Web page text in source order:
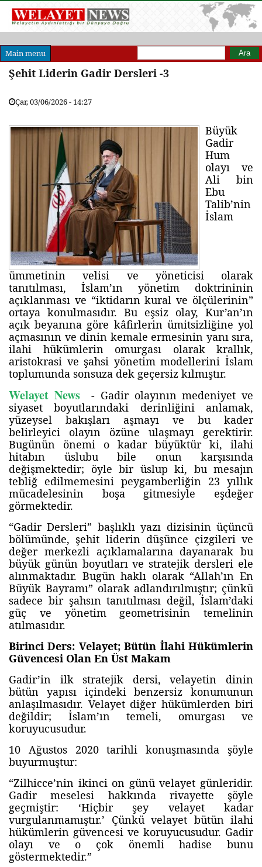
Main menu Arama formu
Ara
Şehit Liderin Gadir Dersleri -3
Çar, 03/06/2026 - 14:27
Büyük
Gadir
Hum
olayı ve
Ali bin
Ebu
Talib’nin
İslam
ümmetinin velisi ve yöneticisi olarak
tanıtılması, İslam’ın yönetim doktrininin
açıklanması ve “iktidarın kural ve ölçülerinin”
ortaya konulmasıdır. Bu eşsiz olay, Kur’an’ın
açık beyanına göre kâfirlerin ümitsizliğine yol
açmasının ve dinin kemale ermesinin yanı sıra,
ilahi hükümlerin omurgası olarak krallık,
aristokrasi ve şahsi yönetim modellerini İslam
toplumunda sonsuza dek geçersiz kılmıştır.
Welayet News- Gadir olayının medeniyet ve
siyaset boyutlarındaki derinliğini anlamak,
yüzeysel bakışları aşmayı ve bu kader
belirleyici olayın özüne ulaşmayı gerektirir.
Bugünün önemi o kadar büyüktür ki, ilahi
hitabın üslubu bile onun karşısında
değişmektedir; öyle bir üslup ki, bu mesajın
tebliğ edilmemesini peygamberliğin 23 yıllık
mücadelesinin boşa gitmesiyle eşdeğer
görmektedir.
“Gadir Dersleri” başlıklı yazı dizisinin üçüncü
bölümünde, şehit liderin düşünce çizgileri ve
değer merkezli açıklamalarına dayanarak bu
büyük günün boyutları ve stratejik dersleri ele
alınmaktadır. Bugün haklı olarak “Allah’ın En
Büyük Bayramı” olarak adlandırılmıştır; çünkü
sadece bir şahsın tanıtılması değil, İslam’daki
güç ve yönetim geometrisinin temelinin
atılmasıdır.
Birinci Ders: Velayet; Bütün İlahi Hükümlerin
Güvencesi Olan En Üst Makam
Gadir’in ilk stratejik dersi, velayetin dinin
bütün yapısı içindeki benzersiz konumunun
anlaşılmasıdır. Velayet diğer hükümlerden biri
değildir; İslam’ın temeli, omurgası ve
koruyucusudur.
10 Ağustos 2020 tarihli konuşmasında şöyle
buyurmuştur:
“Zilhicce’nin ikinci on günü velayet günleridir.
Gadir meselesi hakkında rivayette şöyle
geçmiştir: ‘Hiçbir şey velayet kadar
vurgulanmamıştır.’ Çünkü velayet bütün ilahi
hükümlerin güvencesi ve koruyucusudur. Gadir
olayı ve o çok önemli hadise bunu
göstermektedir.”